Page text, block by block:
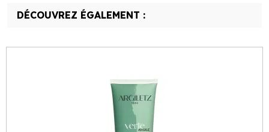
DÉCOUVREZ ÉGALEMENT :